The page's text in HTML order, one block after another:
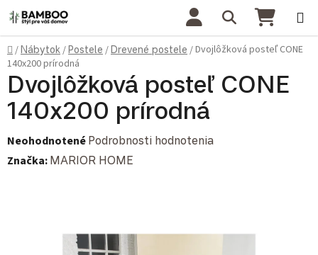
Prejsť na obsah Hľadať
Domov
/Nábytok /Postele /Drevené postele /Dvojlôžková posteľ CONE
140x200 prírodná
Dvojlôžková posteľ CONE
140x200 prírodná
Priemerné hodnotenie produktu je 0,0 z 5 hviezdičiek.
Neohodnotené Podrobnosti hodnotenia
Značka: MARIOR HOME